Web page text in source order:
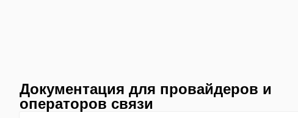
Документация для провайдеров и
операторов связи